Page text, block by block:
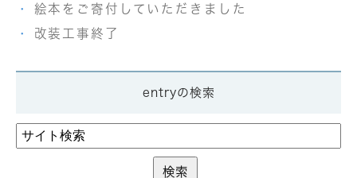
絵本をご寄付していただきました
改装工事終了
entryの検索